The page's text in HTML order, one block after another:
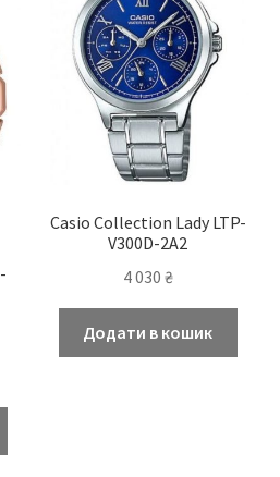
Casio Сollection Lady LTP-
V300D-2A2
4 030 ₴
Додати в кошик